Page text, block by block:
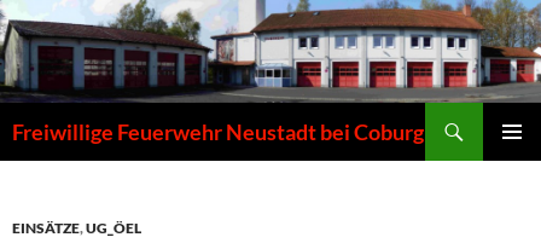
Zum
Inhalt
springen
Freiwillige Feuerwehr Neustadt bei Coburg
EINSÄTZE,UG_ÖEL